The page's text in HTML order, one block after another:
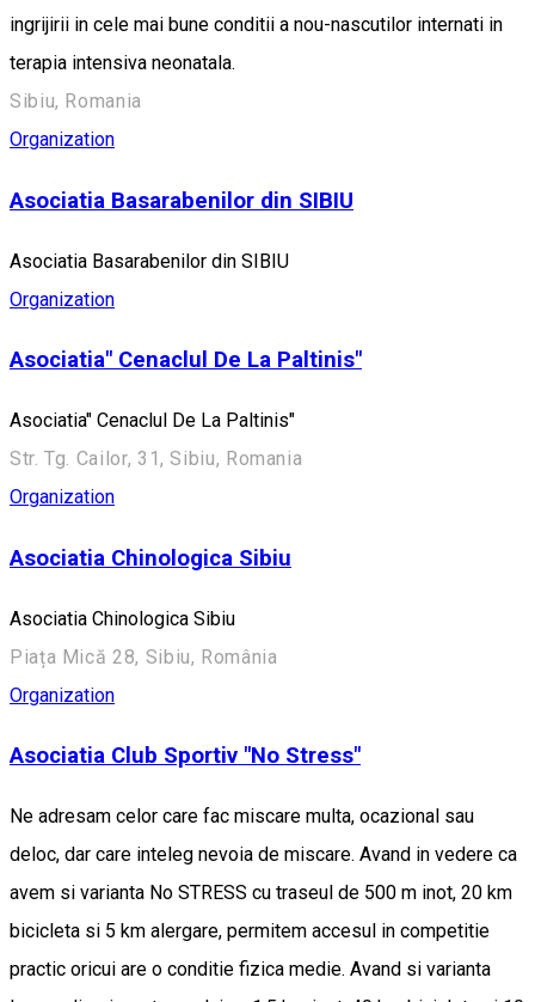
ingrijirii in cele mai bune conditii a nou-nascutilor internati in
terapia intensiva neonatala.
Sibiu, Romania
Organization
Asociatia Basarabenilor din SIBIU
Asociatia Basarabenilor din SIBIU
Organization
Asociatia" Cenaclul De La Paltinis"
Asociatia" Cenaclul De La Paltinis"
Str. Tg. Cailor, 31, Sibiu, Romania
Organization
Asociatia Chinologica Sibiu
Asociatia Chinologica Sibiu
Piața Mică 28, Sibiu, România
Organization
Asociatia Club Sportiv "No Stress"
Ne adresam celor care fac miscare multa, ocazional sau
deloc, dar care inteleg nevoia de miscare. Avand in vedere ca
avem si varianta No STRESS cu traseul de 500 m inot, 20 km
bicicleta si 5 km alergare, permitem accesul in competitie
practic oricui are o conditie fizica medie. Avand si varianta